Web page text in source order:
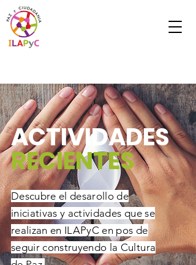
ACTIVIDADES
RECIENTES
Descubre el desarollo de
iniciativas y actividades que se
realizan en ILAPyC en pos de
seguir construyendo la Cultura